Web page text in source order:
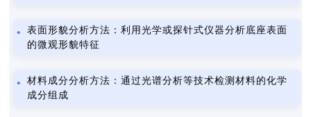
表面形貌分析方法：利用光学或探针式仪器分析底座表面
的微观形貌特征
材料成分分析方法：通过光谱分析等技术检测材料的化学
成分组成